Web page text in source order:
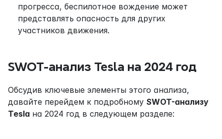
прогресса, беспилотное вождение может
представлять опасность для других
участников движения.
SWOT-анализ Tesla на 2024 год
Обсудив ключевые элементы этого анализа,
давайте перейдем к подробному SWOT-анализу
Tesla на 2024 год в следующем разделе: